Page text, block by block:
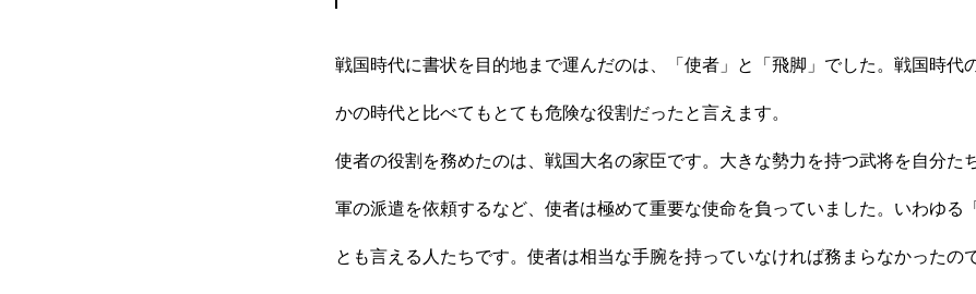
戦国時代に書状を目的地まで運んだのは、「使者」と「飛脚」でした。戦国時代
かの時代と比べてもとても危険な役割だったと言えます。
使者の役割を務めたのは、戦国大名の家臣です。大きな勢力を持つ武将を自分た
軍の派遣を依頼するなど、使者は極めて重要な使命を負っていました。いわゆる
とも言える人たちです。使者は相当な手腕を持っていなければ務まらなかったの